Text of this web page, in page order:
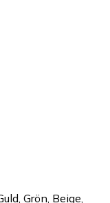
, Grön, Beige,